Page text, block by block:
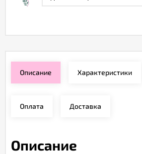
Описание Характеристики
Оплата Доставка
Описание